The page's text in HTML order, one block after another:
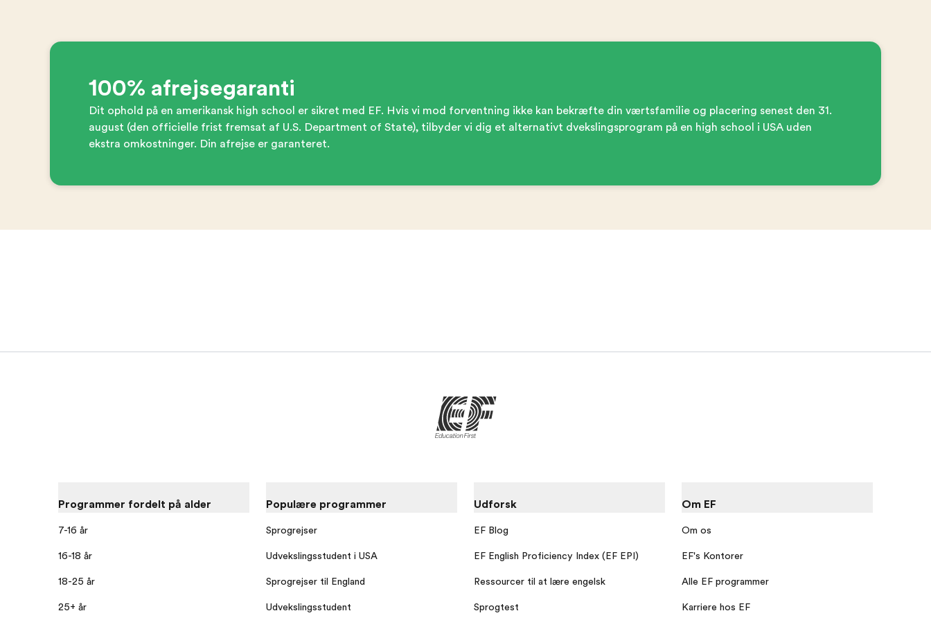
100% afrejsegaranti
Dit ophold på en amerikansk high school er sikret med EF. Hvis vi mod forventning ikke kan bekræfte din værtsfamilie og placering senest den 31.
august (den officielle frist fremsat af U.S. Department of State), tilbyder vi dig et alternativt dvekslingsprogram på en high school i USA uden
ekstra omkostninger. Din afrejse er garanteret.
Programmer fordelt på alder
7-16 år
16-18 år
18-25 år
25+ år
Populære programmer
Sprogrejser
Udvekslingsstudent i USA
Sprogrejser til England
Udvekslingsstudent
Udforsk
EF Blog
EF English Proficiency Index (EF EPI)
Ressourcer til at lære engelsk
Sprogtest
Om EF
Om os
EF's Kontorer
Alle EF programmer
Karriere hos EF